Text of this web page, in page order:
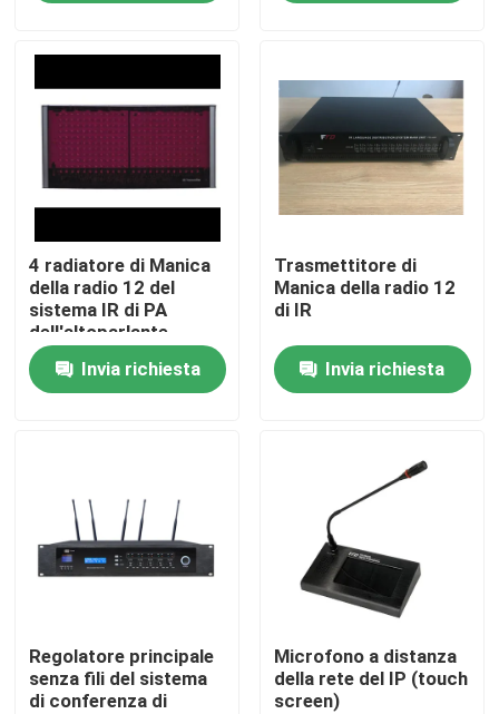
Prodotti
Video
Circa noi
Giro della fabbrica
Notizie
Amplificatore dell'altoparlante
4 radiatore di Manica
della radio 12 del
sistema IR di PA
dell'altoparlante
Invia richiesta
Trasmettitore di
Manica della radio 12
di IR
Invia richiesta
Regolatore principale
senza fili del sistema
di conferenza di
Microfono a distanza
della rete del IP (touch
screen)